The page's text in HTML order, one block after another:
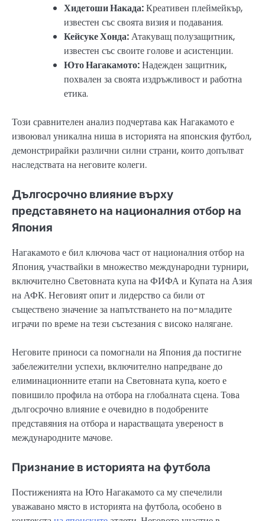
Хидетоши Накада:Креативен плеймейкър,
известен със своята визия и подавания.
Кейсуке Хонда:Атакуващ полузащитник,
известен със своите голове и асистенции.
Юто Нагакамото:Надежден защитник,
похвален за своята издръжливост и работна
етика.
Този сравнителен анализ подчертава как Нагакамото е
извоювал уникална ниша в историята на японския футбол,
демонстрирайки различни силни страни, които допълват
наследствата на неговите колеги.
Дългосрочно влияние върху
представянето на националния отбор на
Япония
Нагакамото е бил ключова част от националния отбор на
Япония, участвайки в множество международни турнири,
включително Световната купа на ФИФА и Купата на Азия
на АФК. Неговият опит и лидерство са били от
съществено значение за напътстването на по-младите
играчи по време на тези състезания с високо налягане.
Неговите приноси са помогнали на Япония да постигне
забележителни успехи, включително напредване до
елиминационните етапи на Световната купа, което е
повишило профила на отбора на глобалната сцена. Това
дългосрочно влияние е очевидно в подобрените
представяния на отбора и нарастващата увереност в
международните мачове.
Признание в историята на футбола
Постиженията на Юто Нагакамото са му спечелили
уважавано място в историята на футбола, особено в